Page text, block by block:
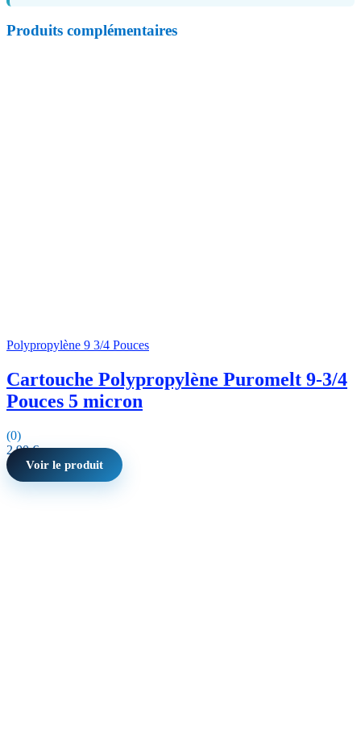
Produits complémentaires
Polypropylène 9 3/4 Pouces
Cartouche Polypropylène Puromelt 9-3/4
Pouces 5 micron
(0)
2,90€
Voir le produit